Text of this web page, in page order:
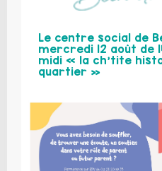
Le centre social de
mercredi 12 août de
midi « la ch’tite
quartier »